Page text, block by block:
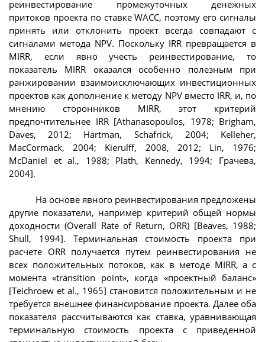
реинвестирование промежуточных денежных
притоков проекта по ставке WACC, поэтому его сигналы
принять или отклонить проект всегда совпадают с
сигналами метода NPV. Поскольку IRR превращается в
MIRR, если явно учесть реинвестирование, то
показатель MIRR оказался особенно полезным при
ранжировании взаимоисключающих инвестиционных
проектов как дополнение к методу NPV вместо IRR, и, по
мнению сторонников MIRR, этот критерий
предпочтительнее IRR [Athanasopoulos, 1978; Brigham,
Daves, 2012; Hartman, Schafrick, 2004; Kelleher,
MacCormack, 2004; Kierulff, 2008, 2012; Lin, 1976;
McDaniel et al., 1988; Plath, Kennedy, 1994; Грачева,
2004].
На основе явного реинвестирования предложены
другие показатели, например критерий общей нормы
доходности (Overall Rate of Return, ORR) [Beaves, 1988;
Shull, 1994]. Терминальная стоимость проекта при
расчете ORR получается путем реинвестирования не
всех положительных потоков, как в методе MIRR, а с
момента «transition point», когда «проектный баланс»
[Teichroew et al., 1965] становится положительным и не
требуется внешнее финансирование проекта. Далее оба
показателя рассчитываются как ставка, уравнивающая
терминальную стоимость проекта с приведенной